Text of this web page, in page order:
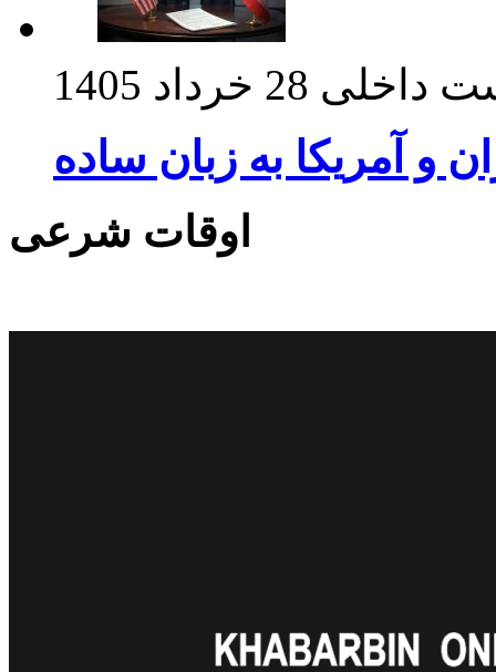
داخلی 28 خرداد 1405
و آمریکا به زبان ساده
اوقات شرعی